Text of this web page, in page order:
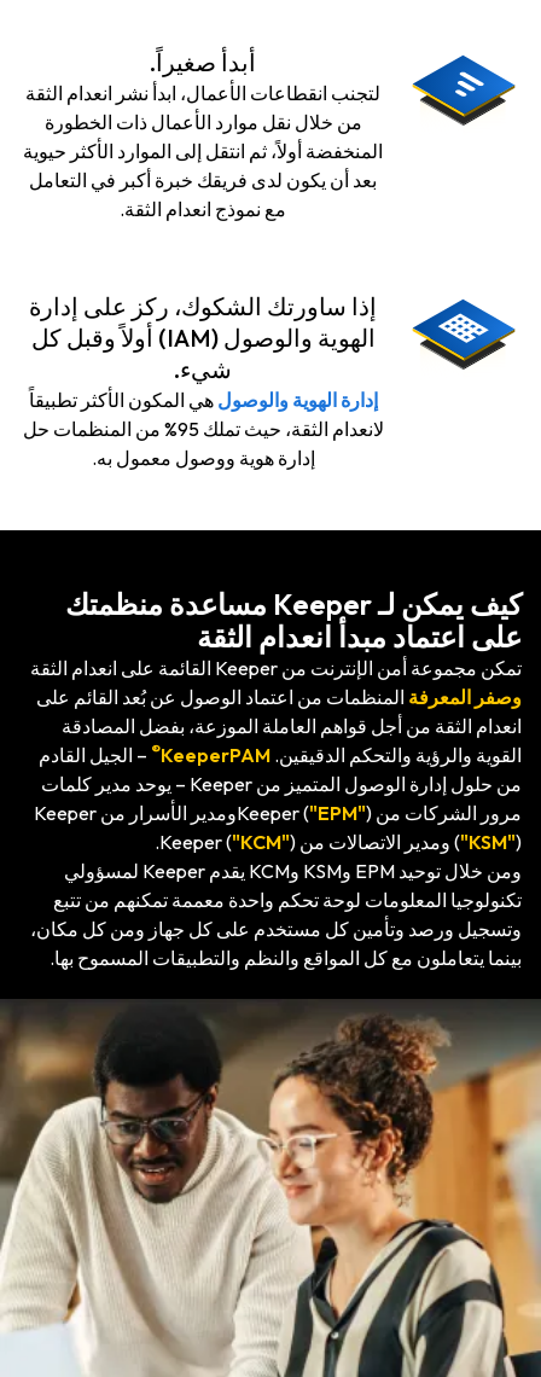
أبدأ صغيراً.
لتجنب انقطاعات الأعمال، ابدأ نشر انعدام الثقة
من خلال نقل موارد الأعمال ذات الخطورة
المنخفضة أولاً، ثم انتقل إلى الموارد الأكثر حيوية
بعد أن يكون لدى فريقك خبرة أكبر في التعامل
مع نموذج انعدام الثقة.
إذا ساورتك الشكوك، ركز على إدارة
الهوية والوصول (IAM) أولاً وقبل كل
شيء.
إدارة الهوية والوصول هي المكون الأكثر تطبيقاً
لانعدام الثقة، حيث تملك 95% من المنظمات حل
إدارة هوية ووصول معمول به.
كيف يمكن لـ Keeper مساعدة منظمتك
على اعتماد مبدأ انعدام الثقة
تمكن مجموعة أمن الإنترنت من Keeper القائمة على انعدام الثقة
وصفر المعرفة المنظمات من اعتماد الوصول عن بُعد القائم على
انعدام الثقة من أجل قواهم العاملة الموزعة، بفضل المصادقة
القوية والرؤية والتحكم الدقيقين. KeeperPAM
® – الجيل القادم
من حلول إدارة الوصول المتميز من Keeper – يوحد مدير كلمات
مرور الشركات من Keeper ( "EPM"
)ومدير الأسرار من Keeper
("KSM") ومدير الاتصالات من Keeper ( "KCM").
ومن خلال توحيد EPM وKSM وKCM يقدم Keeper لمسؤولي
تكنولوجيا المعلومات لوحة تحكم واحدة معممة تمكنهم من تتبع
وتسجيل ورصد وتأمين كل مستخدم على كل جهاز ومن كل مكان،
بينما يتعاملون مع كل المواقع والنظم والتطبيقات المسموح بها.